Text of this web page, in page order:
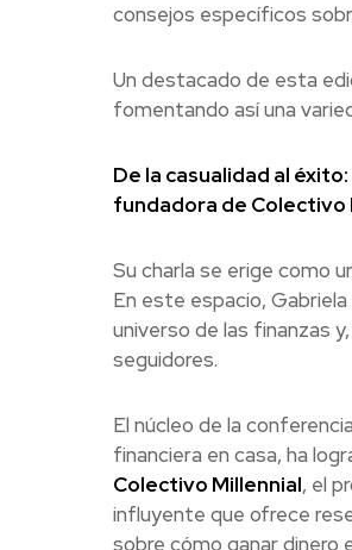
consejos específicos
Un destacado de esta
fomentando así una
De la casualidad al
fundadora de Colectivo
Su charla se erige como
En este espacio,
universo de las finanzas
seguidores.
El núcleo de la
financiera en casa, ha
Colectivo Millennial, el
influyente que ofrece
sobre cómo ganar dinero